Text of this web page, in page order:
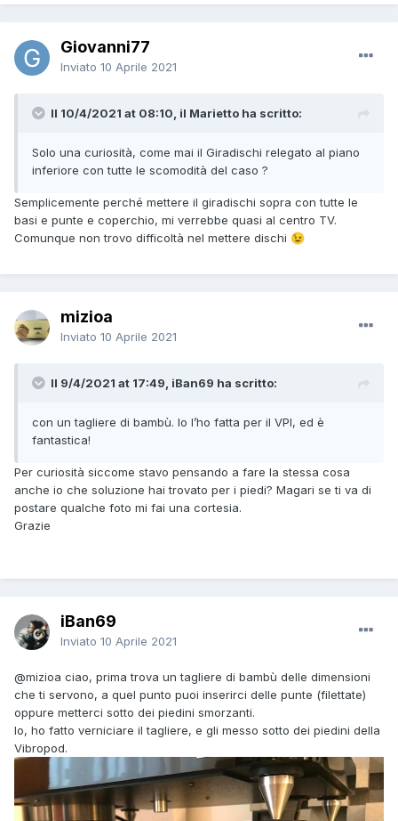
Giovanni77
Inviato 10 Aprile 2021
Il 10/4/2021 at 08:10, il Marietto ha scritto:
Solo una curiosità, come mai il Giradischi relegato al piano
inferiore con tutte le scomodità del caso ?
Semplicemente perché mettere il giradischi sopra con tutte le
basi e punte e coperchio, mi verrebbe quasi al centro TV.
Comunque non trovo difficoltà nel mettere dischi 😉
mizioa
Inviato 10 Aprile 2021
Il 9/4/2021 at 17:49, iBan69 ha scritto:
con un tagliere di bambù. Io l’ho fatta per il VPI, ed è
fantastica!
Per curiosità siccome stavo pensando a fare la stessa cosa
anche io che soluzione hai trovato per i piedi? Magari se ti va di
postare qualche foto mi fai una cortesia.
Grazie
iBan69
Inviato 10 Aprile 2021
@mizioa ciao, prima trova un tagliere di bambù delle dimensioni
che ti servono, a quel punto puoi inserirci delle punte (filettate)
oppure metterci sotto dei piedini smorzanti.
Io, ho fatto verniciare il tagliere, e gli messo sotto dei piedini della
Vibropod.